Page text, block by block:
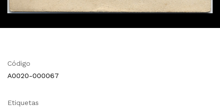
Código
A0020-000067
Etiquetas